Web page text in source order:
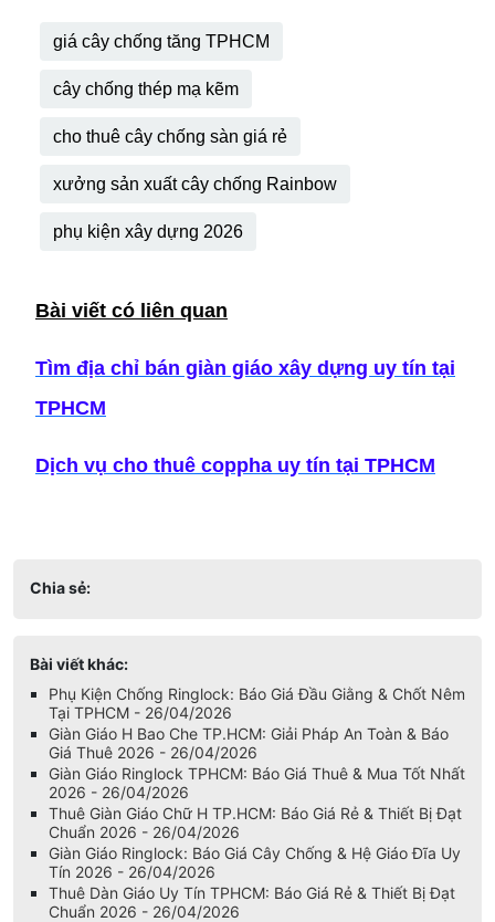
giá cây chống tăng TPHCM
cây chống thép mạ kẽm
cho thuê cây chống sàn giá rẻ
xưởng sản xuất cây chống Rainbow
phụ kiện xây dựng 2026
Bài viết có liên quan
Tìm địa chỉ bán giàn giáo xây dựng uy tín tại
TPHCM
Dịch vụ cho thuê coppha uy tín tại TPHCM
Chia sẻ:
Bài viết khác:
Phụ Kiện Chống Ringlock: Báo Giá Đầu Giằng & Chốt Nêm
Tại TPHCM - 26/04/2026
Giàn Giáo H Bao Che TP.HCM: Giải Pháp An Toàn & Báo
Giá Thuê 2026 - 26/04/2026
Giàn Giáo Ringlock TPHCM: Báo Giá Thuê & Mua Tốt Nhất
2026 - 26/04/2026
Thuê Giàn Giáo Chữ H TP.HCM: Báo Giá Rẻ & Thiết Bị Đạt
Chuẩn 2026 - 26/04/2026
Giàn Giáo Ringlock: Báo Giá Cây Chống & Hệ Giáo Đĩa Uy
Tín 2026 - 26/04/2026
Thuê Dàn Giáo Uy Tín TPHCM: Báo Giá Rẻ & Thiết Bị Đạt
Chuẩn 2026 - 26/04/2026